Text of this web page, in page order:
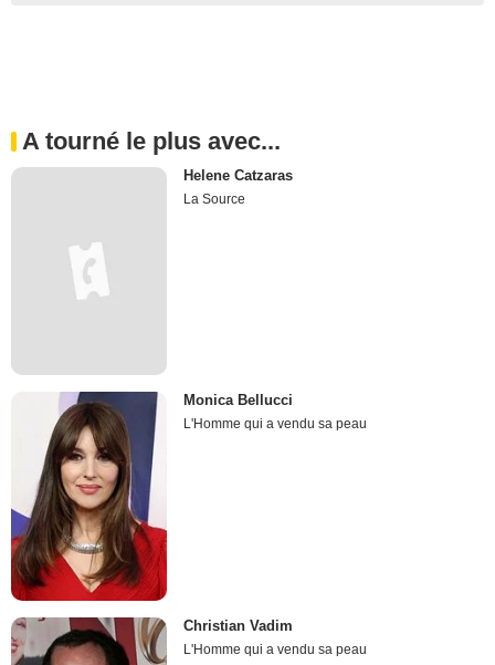
A tourné le plus avec...
Helene Catzaras
La Source
Monica Bellucci
L'Homme qui a vendu sa peau
Christian Vadim
L'Homme qui a vendu sa peau